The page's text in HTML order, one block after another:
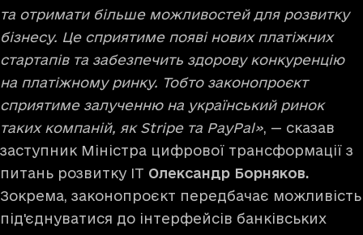
та отримати більше можливостей для розвитку
бізнесу. Це сприятиме появі нових платіжних
стартапів та забезпечить здорову конкуренцію
на платіжному ринку. Тобто законопроєкт
сприятиме залученню на український ринок
таких компаній, як Stripe та PayPal», — сказав
заступник Міністра цифрової трансформації з
питань розвитку IT Олександр Борняков.
Зокрема, законопроєкт передбачає можливість
під'єднуватися до інтерфейсів банківських